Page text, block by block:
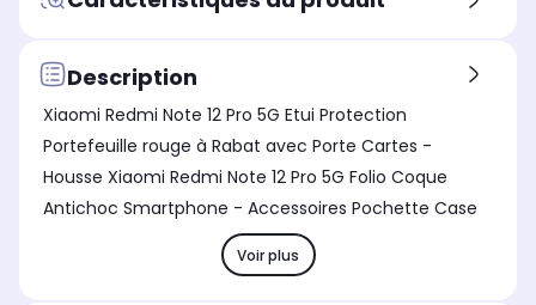
Description
Xiaomi Redmi Note 12 Pro 5G Etui Protection
Portefeuille rouge à Rabat avec Porte Cartes -
Housse Xiaomi Redmi Note 12 Pro 5G Folio Coque
Antichoc Smartphone - Accessoires Pochette Case
Voir plus